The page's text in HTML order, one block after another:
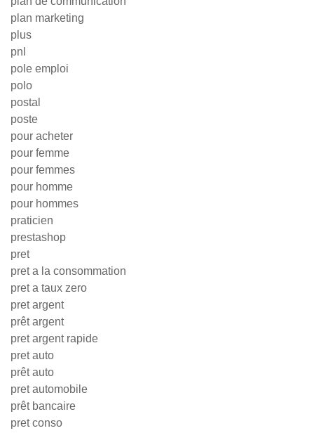
plan marketing
plus
pnl
pole emploi
polo
postal
poste
pour acheter
pour femme
pour femmes
pour homme
pour hommes
praticien
prestashop
pret
pret a la consommation
pret a taux zero
pret argent
prêt argent
pret argent rapide
pret auto
prêt auto
pret automobile
prêt bancaire
pret conso